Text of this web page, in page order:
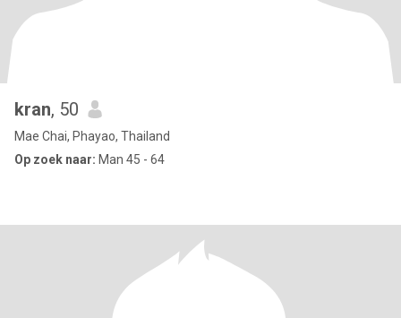
kran, 50
Mae Chai, Phayao, Thailand
Op zoek naar: Man 45 - 64